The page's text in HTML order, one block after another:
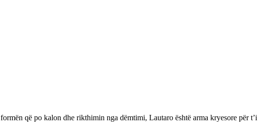
që po kalon dhe rikthimin nga dëmtimi, Lautaro është arma kryesore për t’i